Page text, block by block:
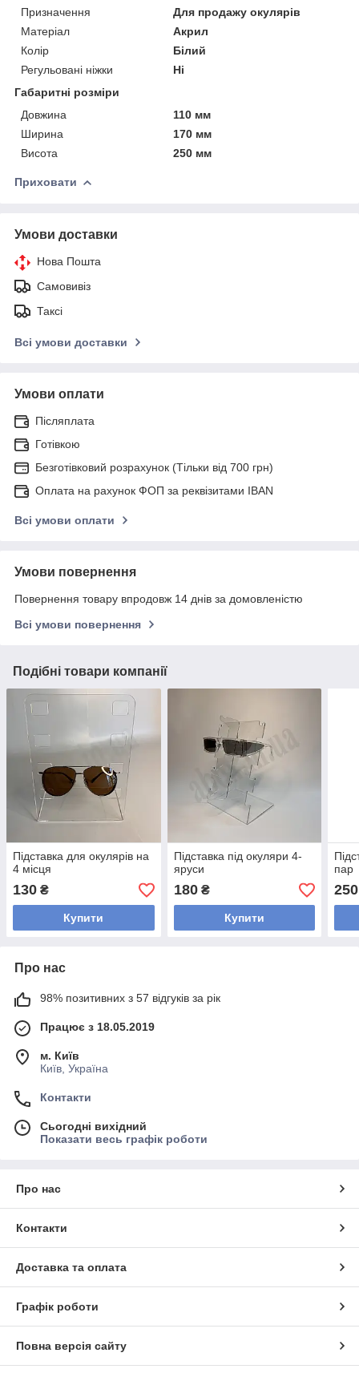
Призначення
Для продажу окулярів
Матеріал
Акрил
Колір
Білий
Регульовані ніжки
Ні
Габаритні розміри
Довжина
110 мм
Ширина
170 мм
Висота
250 мм
Приховати
Умови доставки
Нова Пошта
Самовивіз
Таксі
Всі умови доставки
Умови оплати
Післяплата
Готівкою
Безготівковий розрахунок (Тільки від 700 грн)
Оплата на рахунок ФОП за реквізитами IBAN
Всі умови оплати
Умови повернення
Повернення товару впродовж 14 днів за домовленістю
Всі умови повернення
Подібні товари компанії
Підставка для окулярів на
4 місця
130 ₴
Купити
Підставка під окуляри 4-
яруси
180₴
Купити
пар
250
Про нас
98% позитивних з 57 відгуків за рік
Працює з 18.05.2019
м. Київ
Київ, Україна
Контакти
Сьогодні вихідний
Показати весь графік роботи
Про нас
Контакти
Доставка та оплата
Графік роботи
Повна версія сайту